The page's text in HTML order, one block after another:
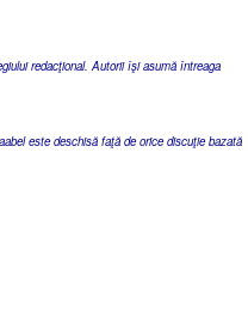
redacţional. Autorii îşi asumă întreaga
este deschisă faţă de orice discuţie bazată